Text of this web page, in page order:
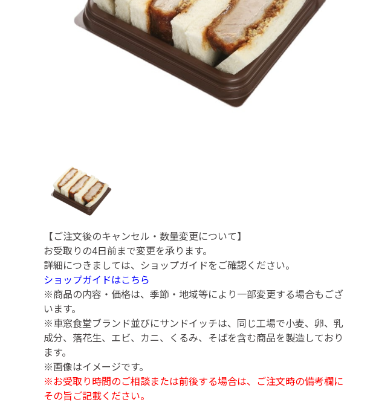
【ご注文後のキャンセル・数量変更について】
お受取りの4日前まで変更を承ります。
詳細につきましては、ショップガイドをご確認ください。
ショップガイドはこちら
※商品の内容・価格は、季節・地域等により一部変更する場合もござ
います。
※車窓食堂ブランド並びにサンドイッチは、同じ工場で小麦、卵、乳
成分、落花生、エビ、カニ、くるみ、そばを含む商品を製造しており
ます。
※画像はイメージです。
※お受取り時間のご相談または前後する場合は、ご注文時の備考欄に
その旨ご記載ください。